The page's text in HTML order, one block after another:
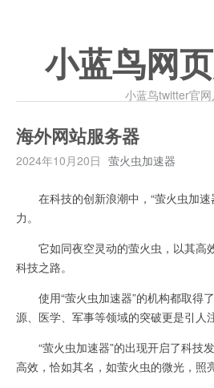
小蓝鸟网
小蓝鸟twitter官网
海外网站服务器
2024年10月20日 萤火虫加速器
在科技的创新浪潮中，“萤火虫加速
力。
它如同夜空灵动的萤火虫，以其高
科技之路。
使用“萤火虫加速器”的机构都取得
源、医学、军事等领域的突破更是引人
“萤火虫加速器”的出现开启了科技
高效，恰如其名，如萤火虫的微光，照